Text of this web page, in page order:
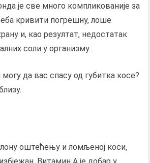
је све много компликованије за
кривити погрешну, лоше
и, као резултат, недостатак
соли у организму..
да вас спасу од губитка косе?
оштећењу и ломљеној коси,